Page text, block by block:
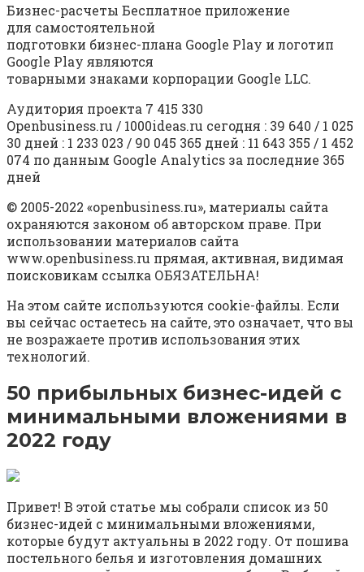
Бизнес-расчеты Бесплатное приложение
для самостоятельной
подготовки бизнес-плана Google Play и логотип
Google Play являются
товарными знаками корпорации Google LLC.
Аудитория проекта 7 415 330
Openbusiness.ru / 1000ideas.ru сегодня : 39 640 / 1 025
30 дней : 1 233 023 / 90 045 365 дней : 11 643 355 / 1 452
074 по данным Google Analytics за последние 365
дней
© 2005-2022 «openbusiness.ru», материалы сайта
охраняются законом об авторском праве. При
использовании материалов сайта
www.openbusiness.ru прямая, активная, видимая
поисковикам ссылка ОБЯЗАТЕЛЬНА!
На этом сайте используются cookie-файлы. Если
вы сейчас остаетесь на сайте, это означает, что вы
не возражаете против использования этих
технологий.
50 прибыльных бизнес-идей с
минимальными вложениями в
2022 году
Привет! В этой статье мы собрали список из 50
бизнес-идей с минимальными вложениями,
которые будут актуальны в 2022 году. От пошива
постельного белья и изготовления домашних